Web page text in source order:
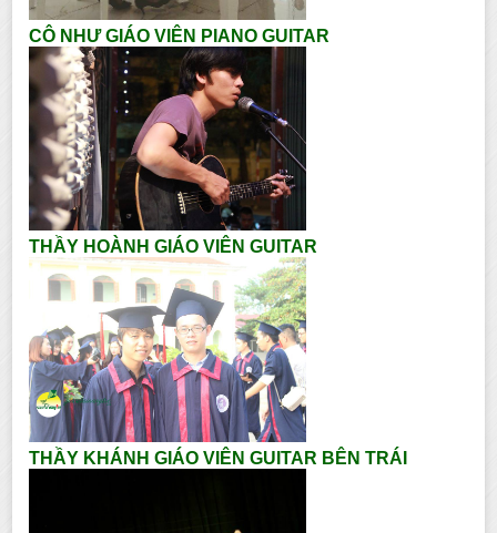
CÔ NHƯ GIÁO VIÊN PIANO GUITAR
THẦY HOÀNH GIÁO VIÊN GUITAR
THẦY KHÁNH GIÁO VIÊN GUITAR BÊN TRÁI